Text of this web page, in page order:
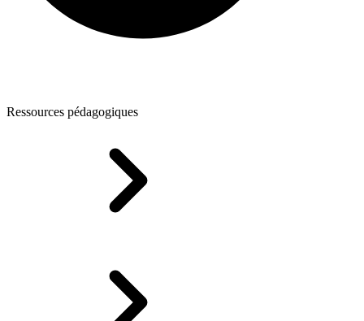
Ressources pédagogiques